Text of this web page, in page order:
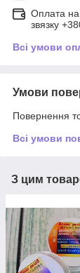
Оплата на
звязку
Всі умови
Умови
Повернення
Всі умови
З цим